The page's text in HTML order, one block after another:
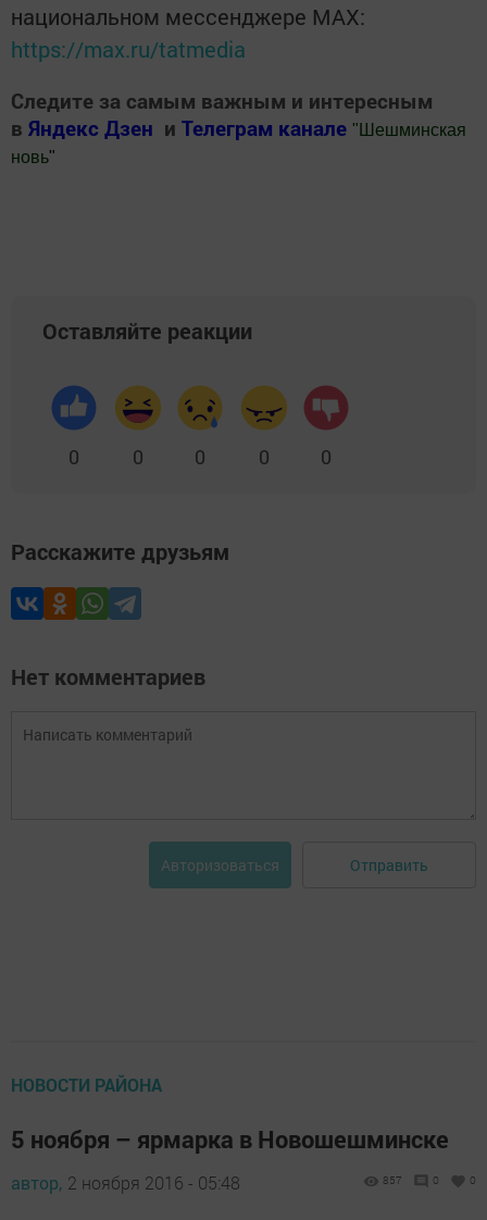
национальном мессенджере MАХ:
https://max.ru/tatmedia
Следите за самым важным и интересным
в Яндекс Дзен и Телеграм канале " Шешминская
новь"
Оставляйте реакции
0 0 0 0 0
Расскажите друзьям
Нет комментариев
Авторизоваться Отправить
НОВОСТИ РАЙОНА
5 ноября – ярмарка в Новошешминске
автор, 2 ноября 2016 - 05:48 857 0 0